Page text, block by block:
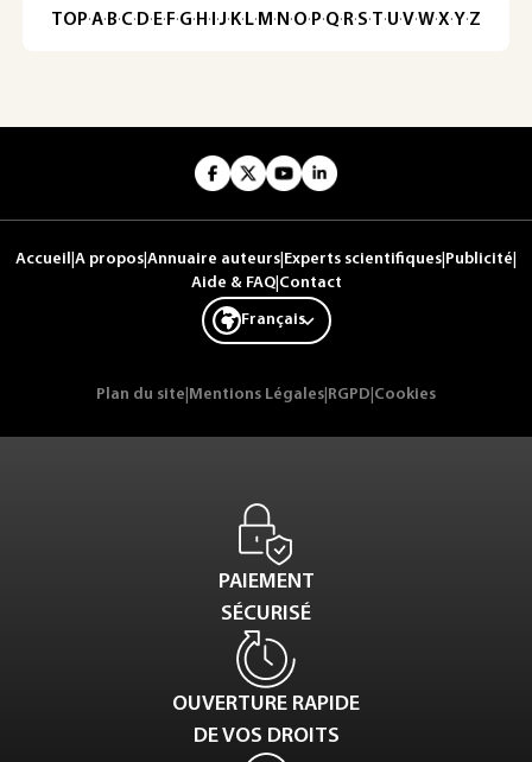
TOP·A·B·C· D· E· F·G· H · ·J· K· L· M · N ·O· P·Q· R·S·T·U·V·W·X·Y·Z
Accueil A propos Annuaire auteurs Experts scientifiques Publicité
Aide & FAQ| Contact
Français
Plan du site Mentions Légales RGPD Cookies
PAIEMENT
SÉCURISÉ
OUVERTURE RAPIDE
DE VOS DROITS